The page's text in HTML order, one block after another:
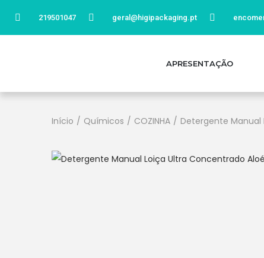
219501047 geral@higipackaging.pt
APRESENTAÇÃO
Início / Químicos / COZINHA / Detergente Manual